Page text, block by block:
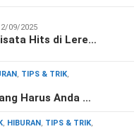
09/2025
Hits di Lere…
, TIPS & TRIK,
Harus Anda …
, HIBURAN, TIPS & TRIK,